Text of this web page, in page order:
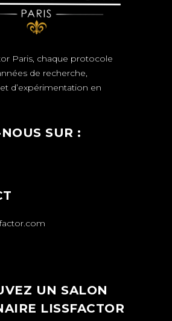
Paris, chaque protocole
de recherche,
d’expérimentation en
SUR :
UN SALON
LISSFACTOR